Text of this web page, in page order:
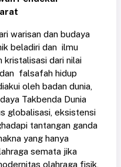
warisan dan budaya
beladiri dan ilmu
kristalisasi dari nilai
falsafah hidup
oleh badan dunia,
Takbenda Dunia
globalisasi, eksistensi
tantangan ganda
yang hanya
semata jika
olahraga fisik,